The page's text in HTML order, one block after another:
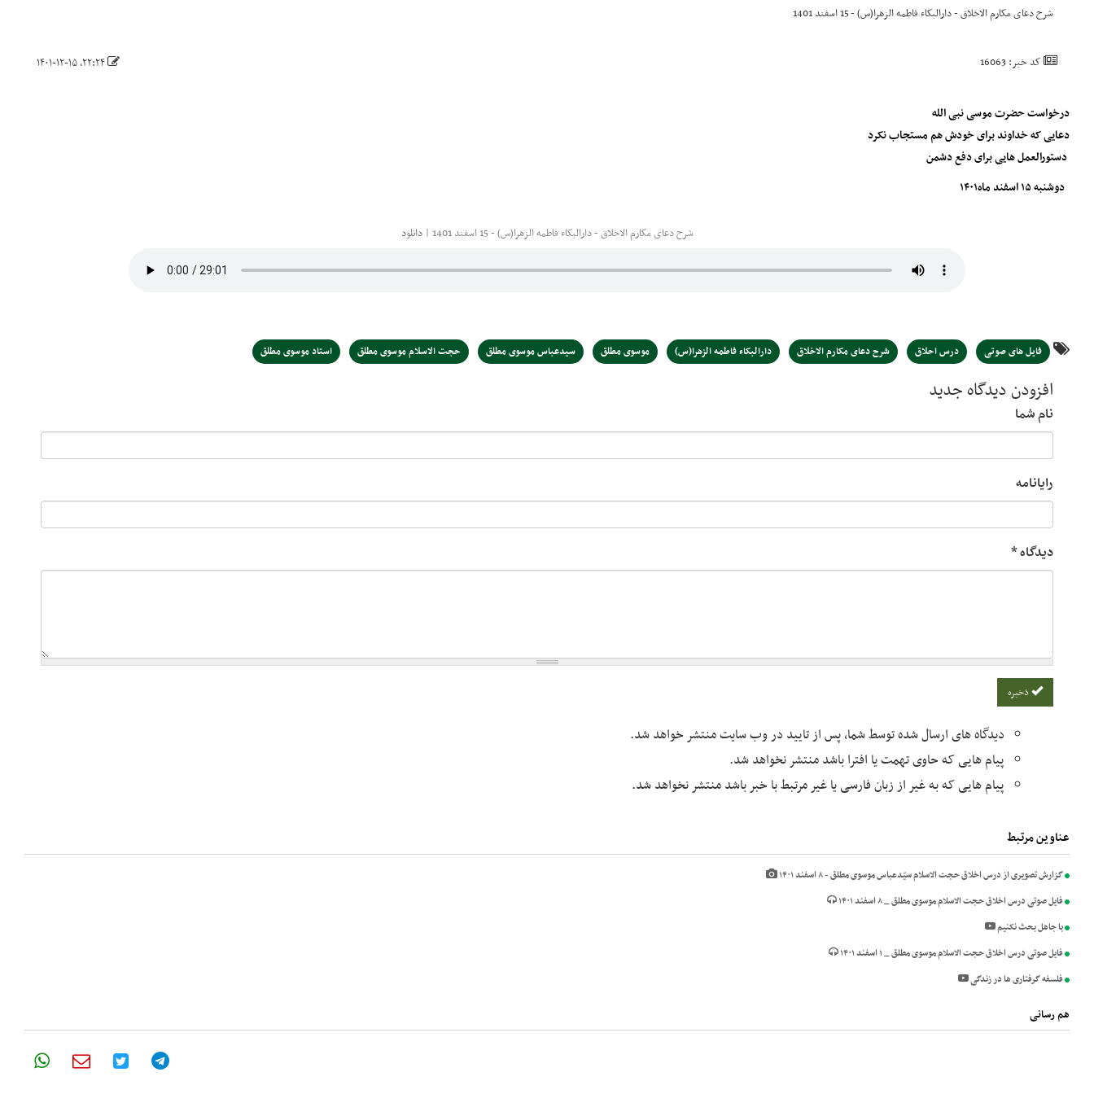
شرح دعای مکارم الاخلاق - دارالبکاء فاطمه الزهرا(س) - 15 اسفند 1401
کد خبر: 16063
درخواست حضرت موسی نبی الله
دعایی که خداوند برای خودش هم مستجاب نکرد
دستورالعمل هایی برای دفع دشمن
‌‌‌ دوشنبه ۱۵ اسفند ماه۱۴۰۱
شرح دعای مکارم الاخلاق - دارالبکاء فاطمه الزهرا(س) - 15 اسفند 1401 | دانلود
فایل های صوتی درس احلاق شرح دعای مکارم الاخلاق دارالبکاء فاطمه الزهرا(س) موسوی مطلق سیدعباس موسوی مطلق حجت الاسلام موسوی مطلق استاد موسوی مطلق
افزودن دیدگاه جدید
نام شما
رایانامه
دیدگاه*
دیدگاه های ارسال شده توسط شما، پس از تایید در وب سایت منتشر خواهد شد.
پیام هایی که حاوی تهمت یا افترا باشد منتشر نخواهد شد.
پیام هایی که به غیر از زبان فارسی یا غیر مرتبط با خبر باشد منتشر نخواهد شد.
عناوین مرتبط
گزارش تصویری از درس اخلاق حجت الاسلام سیّدعباس موسوی مطلق - ۸ اسفند ۱۴۰۱
فایل صوتی درس اخلاق حجت الاسلام موسوی مطلق _ ۸ اسفند ۱۴۰۱
با جاهل بحث نکنیم
فایل صوتی درس اخلاق حجت الاسلام موسوی مطلق _ ۱ اسفند ۱۴۰۱
فلسفه گرفتاری ها در زندگی
هم رسانی